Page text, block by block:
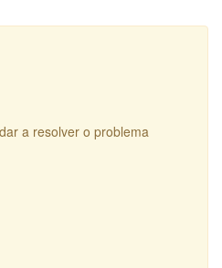
a resolver o problema